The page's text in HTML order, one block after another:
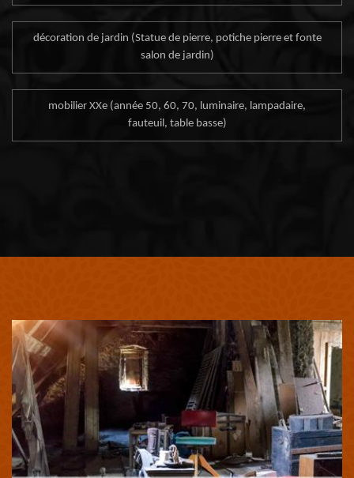
décoration de jardin (Statue de pierre, potiche pierre et fonte
salon de jardin)
mobilier XXe (année 50, 60, 70, luminaire, lampadaire,
fauteuil, table basse)